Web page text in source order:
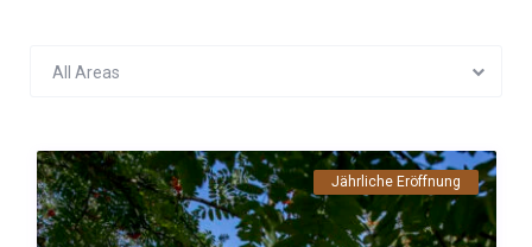
All Areas
Jährliche Eröffnung